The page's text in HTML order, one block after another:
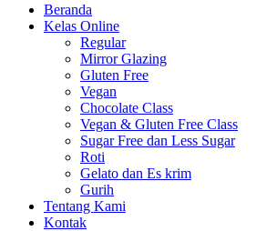
Beranda
Kelas Online
Regular
Mirror Glazing
Gluten Free
Vegan
Chocolate Class
Vegan & Gluten Free Class
Sugar Free dan Less Sugar
Roti
Gelato dan Es krim
Gurih
Tentang Kami
Kontak